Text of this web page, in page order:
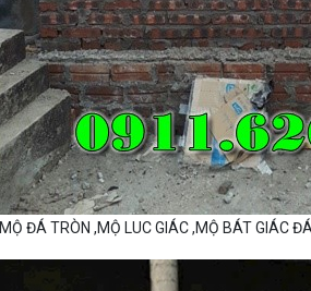
MỘ ĐÁ TRÒN ,MỘ LUC GIÁC ,MỘ BÁT GIÁC